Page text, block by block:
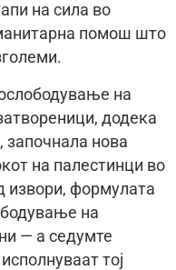
на сила во
помош што
на
додека
започнала нова
на палестинци во
извори, формулата
на
— а седумте
тој